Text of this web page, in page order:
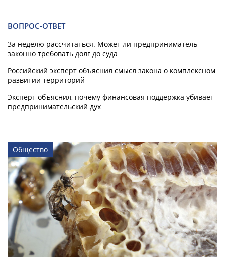
ВОПРОС-ОТВЕТ
За неделю рассчитаться. Может ли предприниматель
законно требовать долг до суда
Российский эксперт объяснил смысл закона о комплексном
развитии территорий
Эксперт объяснил, почему финансовая поддержка убивает
предпринимательский дух
Общество